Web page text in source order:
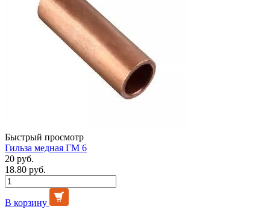
Быстрый просмотр
Гильза медная ГМ 6
20 руб.
18.80 руб.
В корзину